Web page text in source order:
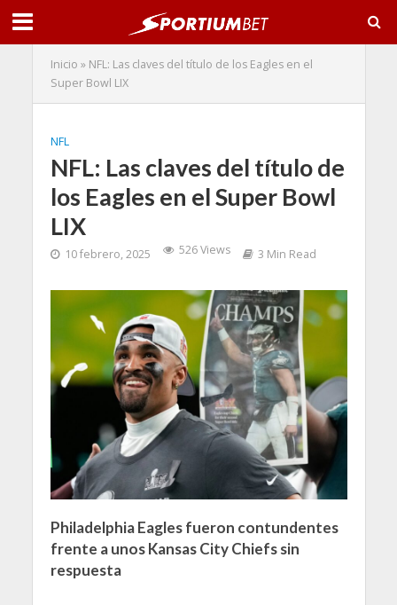
Inicio » NFL: Las claves del título de los Eagles en el
Super Bowl LIX
NFL
NFL: Las claves del título de
los Eagles en el Super Bowl
LIX
10 febrero, 2025 526 Views 3 Min Read
Philadelphia Eagles fueron contundentes
frente a unos Kansas City Chiefs sin
respuesta